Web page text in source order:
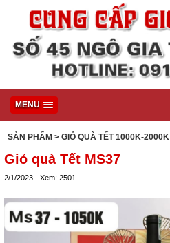
MENU
SẢN PHẨM > GIỎ QUÀ TẾT 1000K-2000K
Giỏ quà Tết MS37
2/1/2023 - Xem: 2501